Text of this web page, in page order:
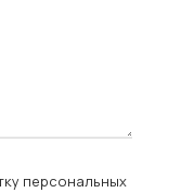
персональных